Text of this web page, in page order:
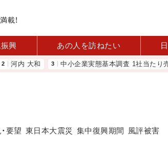
載！
興 あの人を訪ねたい
内 大和 中小企業実態基本調査 1社当たり売上
要望 東日本大震災 集中復興期間 風評被害